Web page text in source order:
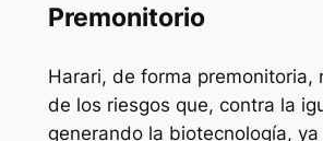
Premonitorio
Harari, de forma premonitoria,
de los riesgos que, contra la
generando la biotecnología,